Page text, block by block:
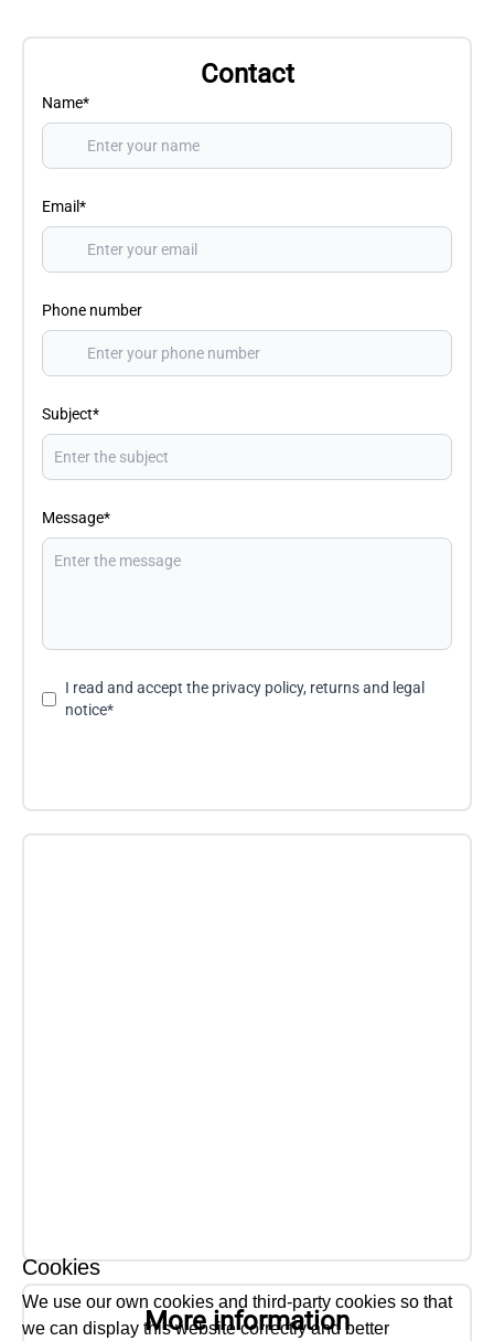
Cookies
We use our own cookies and third-party cookies so that
we can display this website correctly and better
Contact
Name*
Email*
Phone number
Subject*
Message*
I read and accept the privacy policy, returns and legal
notice*
More information